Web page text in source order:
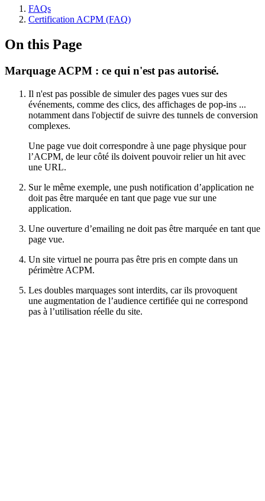
FAQs
Certification ACPM (FAQ)
On this Page
Marquage ACPM : ce qui n'est pas autorisé.
Il n'est pas possible de simuler des pages vues sur des
événements, comme des clics, des affichages de pop-ins ...
notamment dans l'objectif de suivre des tunnels de conversion
complexes.
Une page vue doit correspondre à une page physique pour
l’ACPM, de leur côté ils doivent pouvoir relier un hit avec
une URL.
Sur le même exemple, une push notification d’application ne
doit pas être marquée en tant que page vue sur une
application.
Une ouverture d’emailing ne doit pas être marquée en tant que
page vue.
Un site virtuel ne pourra pas être pris en compte dans un
périmètre ACPM.
Les doubles marquages sont interdits, car ils provoquent
une augmentation de l’audience certifiée qui ne correspond
pas à l’utilisation réelle du site.